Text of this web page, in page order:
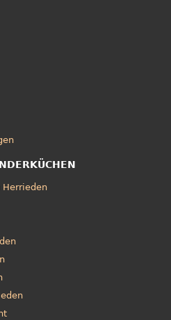
Herrieden